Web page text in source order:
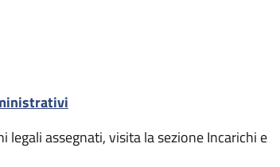
assegnati, visita la sezione Incarichi e